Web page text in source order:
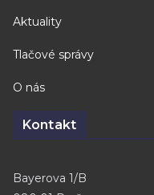
Aktuality
Tlačové správy
O nás
Kontakt
Bayerova 1/B